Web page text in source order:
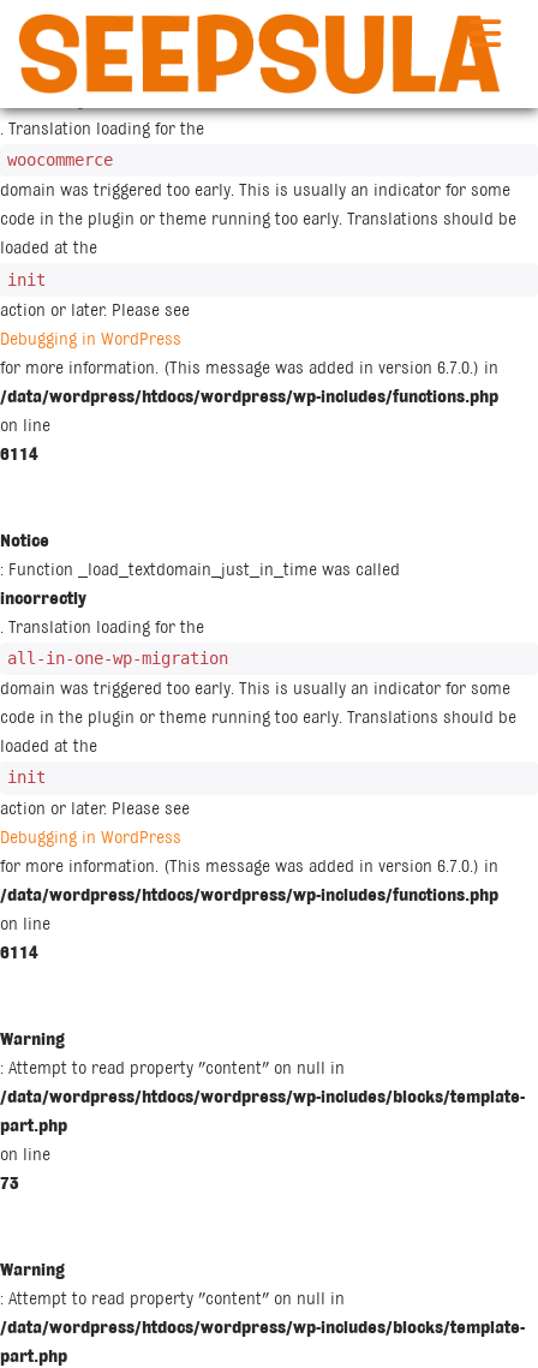
Notice
: Function _load_textdomain_just_in_time was called
. Translation loading for the
woocommerce
domain was triggered too early. This is usually an indicator for some
code in the plugin or theme running too early. Translations should be
loaded at the
init
action or later. Please see
Debugging in WordPress
for more information. (This message was added in version 6.7.0.) in
/data/wordpress/htdocs/wordpress/wp-includes/functions.php
on line
6114
Notice
: Function _load_textdomain_just_in_time was called
incorrectly
. Translation loading for the
all-in-one-wp-migration
domain was triggered too early. This is usually an indicator for some
code in the plugin or theme running too early. Translations should be
loaded at the
init
action or later. Please see
Debugging in WordPress
for more information. (This message was added in version 6.7.0.) in
/data/wordpress/htdocs/wordpress/wp-includes/functions.php
on line
6114
Warning
: Attempt to read property "content" on null in
/data/wordpress/htdocs/wordpress/wp-includes/blocks/template-
part.php
on line
73
Warning
: Attempt to read property "content" on null in
/data/wordpress/htdocs/wordpress/wp-includes/blocks/template-
part.php
Siirry
sisältöön